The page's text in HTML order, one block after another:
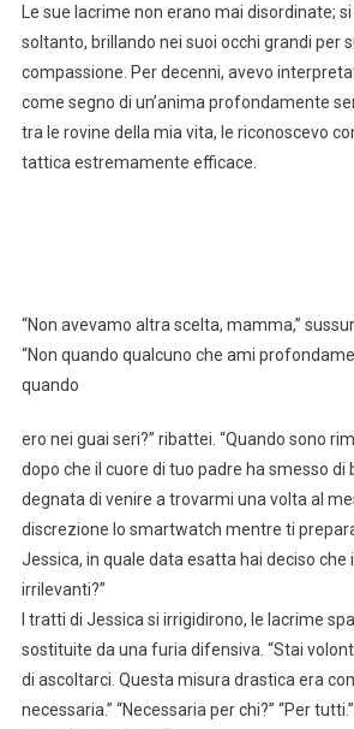
Le sue lacrime non erano mai disordinate;
soltanto, brillando nei suoi occhi grandi per
compassione. Per decenni, avevo
come segno di un’anima profondamente
tra le rovine della mia vita, le riconoscevo
tattica estremamente efficace.
“Non avevamo altra scelta, mamma,”
“Non quando qualcuno che ami
quando
ero nei guai seri?” ribattei. “Quando sono
dopo che il cuore di tuo padre ha smesso di
degnata di venire a trovarmi una volta al
discrezione lo smartwatch mentre ti
Jessica, in quale data esatta hai deciso che
irrilevanti?”
I tratti di Jessica si irrigidirono, le lacrime
sostituite da una furia difensiva. “Stai
di ascoltarci. Questa misura drastica era
necessaria.” “Necessaria per chi?” “Per